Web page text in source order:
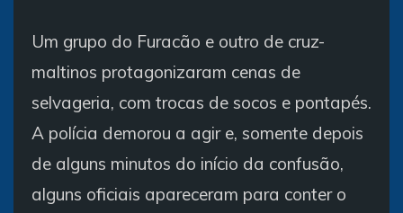
Um grupo do Furacão e outro de cruz-
maltinos protagonizaram cenas de
selvageria, com trocas de socos e pontapés.
A polícia demorou a agir e, somente depois
de alguns minutos do início da confusão,
alguns oficiais apareceram para conter o